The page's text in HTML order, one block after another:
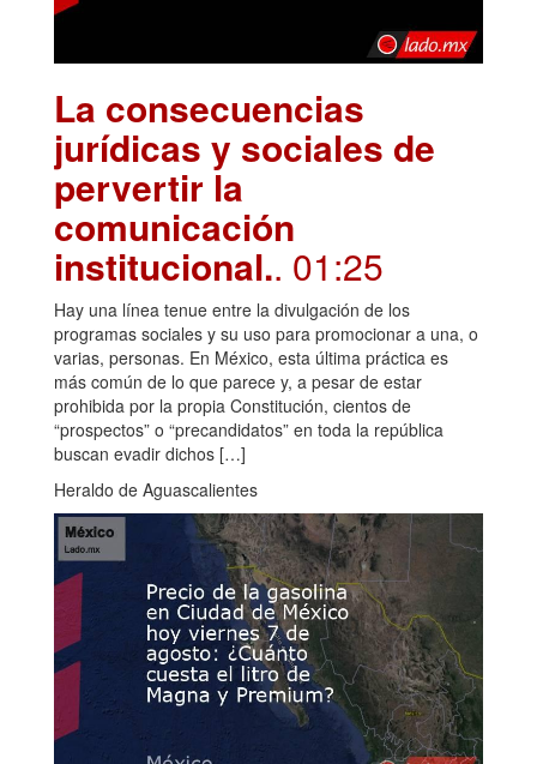
La consecuencias
jurídicas y sociales de
pervertir la
comunicación
institucional.. 01:25
Hay una línea tenue entre la divulgación de los
programas sociales y su uso para promocionar a una, o
varias, personas. En México, esta última práctica es
más común de lo que parece y, a pesar de estar
prohibida por la propia Constitución, cientos de
“prospectos” o “precandidatos” en toda la república
buscan evadir dichos […]
Heraldo de Aguascalientes